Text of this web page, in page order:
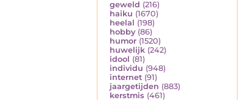
geweld (216)
haiku (1670)
heelal (198)
hobby (86)
humor (1520)
huwelijk (242)
idool (81)
individu (948)
internet (91)
jaargetijden (883)
kerstmis (461)